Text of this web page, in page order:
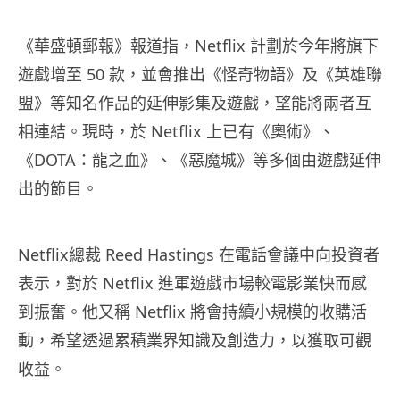
《華盛頓郵報》報道指，Netflix 計劃於今年將旗下
遊戲增至 50 款，並會推出《怪奇物語》及《英雄聯
盟》等知名作品的延伸影集及遊戲，望能將兩者互
相連結。現時，於 Netflix 上已有《奧術》、
《DOTA：龍之血》、《惡魔城》等多個由遊戲延伸
出的節目。
Netflix總裁 Reed Hastings 在電話會議中向投資者
表示，對於 Netflix 進軍遊戲市場較電影業快而感
到振奮。他又稱 Netflix 將會持續小規模的收購活
動，希望透過累積業界知識及創造力，以獲取可觀
收益。